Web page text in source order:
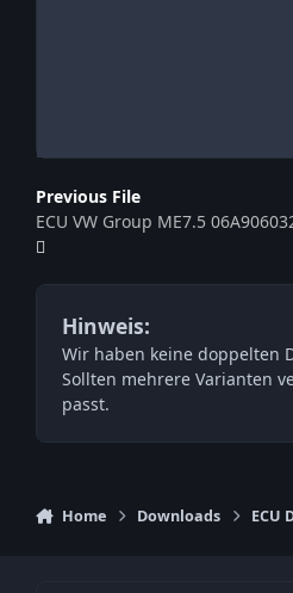
Previous File
ECU VW Group ME7.5
Hinweis:
Wir haben keine doppelten
Sollten mehrere Varianten
passt.
Home Downloads ECU